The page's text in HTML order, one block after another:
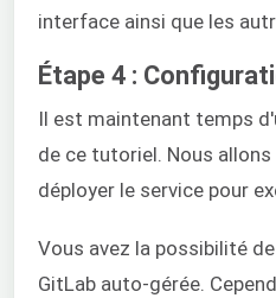
interface ainsi que les
Étape 4 :
Il est maintenant temps
de ce tutoriel. Nous
déployer le service pour
Vous avez la possibilité
GitLab auto-gérée.